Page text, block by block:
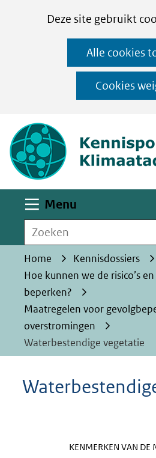
CookiesDeze site gebruikt
op
deze
website
worden
toegestaan
geweigerd.
Alle cookies
Cookies
Menu
Zoeken
Home Kennisdossiers
Hoe kunnen we de risico’s
beperken?
Maatregelen voor
overstromingen
Waterbestendige vegetatie
KENMERKEN VAN DE